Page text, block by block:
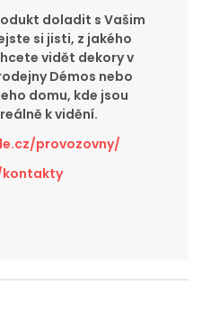
doladit s Vašim
si jisti, z jakého
vidět dekory v
Démos nebo
domu, kde jsou
k vidění.
provozovny/